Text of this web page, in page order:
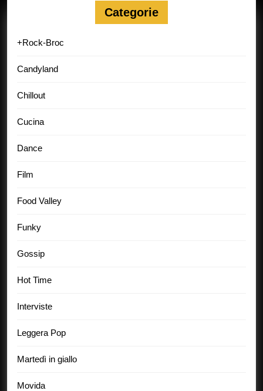
Categorie
+Rock-Broc
Candyland
Chillout
Cucina
Dance
Film
Food Valley
Funky
Gossip
Hot Time
Interviste
Leggera Pop
Martedì in giallo
Movida